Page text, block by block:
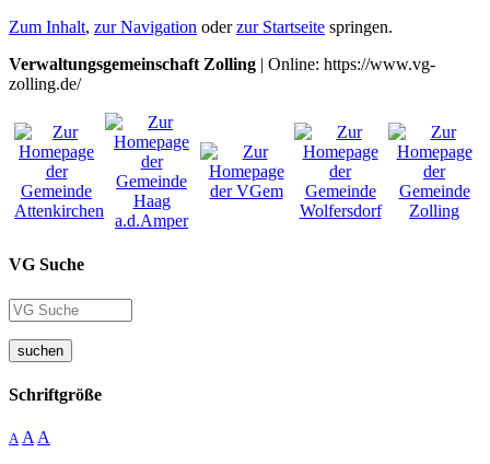
Zum Inhalt, zur Navigation oderzur Startseite springen.
Verwaltungsgemeinschaft Zolling | Online: https://www.vg-
zolling.de/
VG Suche
suchen
Schriftgröße
A A A